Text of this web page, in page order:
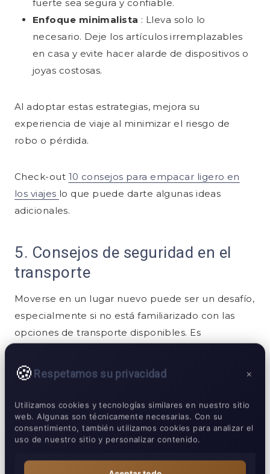
fuerte sea segura y confiable.
Enfoque minimalista : Lleva solo lo
necesario. Deje los artículos irremplazables
en casa y evite hacer alarde de dispositivos o
joyas costosas.
Al adoptar estas estrategias, mejora su
experiencia de viaje al minimizar el riesgo de
robo o pérdida.
Check-out 10 consejos para empacar ligero en
los viajes lo que puede darte algunas ideas
adicionales.
5. Consejos de seguridad en el
transporte
Moverse en un lugar nuevo puede ser un desafío,
especialmente si no está familiarizado con las
opciones de transporte disponibles. Es
transporte no regulados, ya que pueden
conllevar riesgos como estafas y problemas de
seguridad.
Identificación de métodos de transporte
Respetamos su privacidad ×
Utilizamos cookies y tecnologías similares en nuestro sitio
web. Algunas son técnicamente necesarias. Con su
consentimiento, también utilizamos cookies para analizar el
uso de nuestro sitio y personalizar contenido.